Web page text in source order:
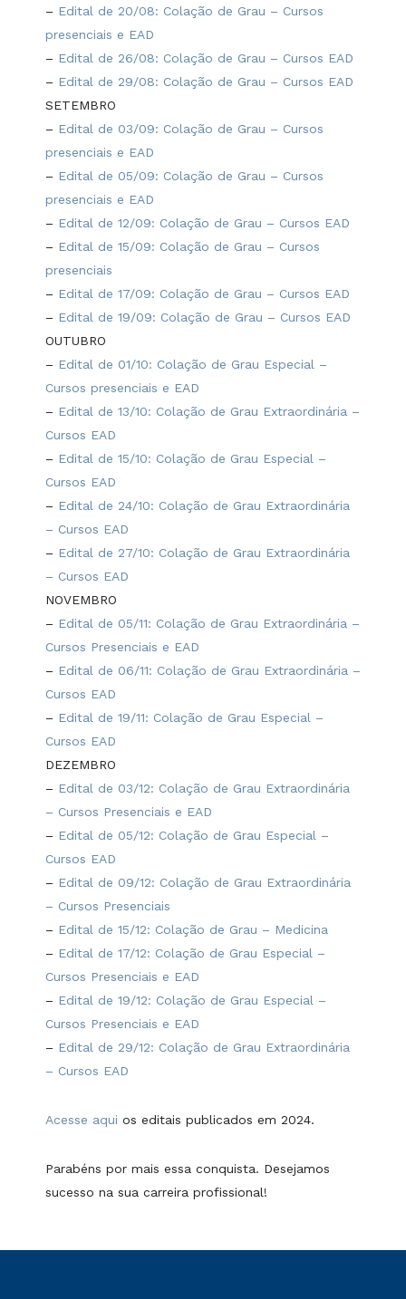
– Edital de 20/08: Colação de Grau – Cursos
presenciais e EAD
– Edital de 26/08: Colação de Grau – Cursos EAD
– Edital de 29/08: Colação de Grau – Cursos EAD
SETEMBRO
– Edital de 03/09: Colação de Grau – Cursos
presenciais e EAD
– Edital de 05/09: Colação de Grau – Cursos
presenciais e EAD
– Edital de 12/09: Colação de Grau – Cursos EAD
– Edital de 15/09: Colação de Grau – Cursos
presenciais
– Edital de 17/09: Colação de Grau – Cursos EAD
– Edital de 19/09: Colação de Grau – Cursos EAD
OUTUBRO
– Edital de 01/10: Colação de Grau Especial –
Cursos presenciais e EAD
– Edital de 13/10: Colação de Grau Extraordinária –
Cursos EAD
– Edital de 15/10: Colação de Grau Especial –
Cursos EAD
– Edital de 24/10: Colação de Grau Extraordinária
– Cursos EAD
– Edital de 27/10: Colação de Grau Extraordinária
– Cursos EAD
NOVEMBRO
– Edital de 05/11: Colação de Grau Extraordinária –
Cursos Presenciais e EAD
– Edital de 06/11: Colação de Grau Extraordinária –
Cursos EAD
– Edital de 19/11: Colação de Grau Especial –
Cursos EAD
DEZEMBRO
– Edital de 03/12: Colação de Grau Extraordinária
– Cursos Presenciais e EAD
– Edital de 05/12: Colação de Grau Especial –
Cursos EAD
– Edital de 09/12: Colação de Grau Extraordinária
– Cursos Presenciais
– Edital de 15/12: Colação de Grau – Medicina
– Edital de 17/12: Colação de Grau Especial –
Cursos Presenciais e EAD
– Edital de 19/12: Colação de Grau Especial –
Cursos Presenciais e EAD
– Edital de 29/12: Colação de Grau Extraordinária
– Cursos EAD
Acesse aqui os editais publicados em 2024.
Parabéns por mais essa conquista. Desejamos
sucesso na sua carreira profissional!